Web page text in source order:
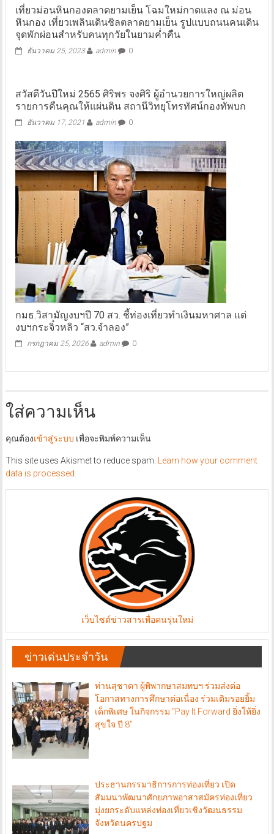
เที่ยวม่อนหินกองตลาดยามเย็น โฉมใหม่กาดแลง ณ ม่อน
หินกอง เที่ยวเพลินเดินชิลตลาดยามเย็น รูปแบบถนนคนเดิน
จุดพักผ่อนสำหรับคนทุกวัยในยามค่ำคืน
ธันวาคม 25, 2023 admin 0
สวัสดีวันปีใหม่ 2565 ศิริพร จงศิริ ผู้อำนวยการใหญ่ผลิต
รายการคืนคุณให้แผ่นดิน สถานีวิทยุโทรทัศน์กองทัพบก
ธันวาคม 17, 2021 admin 0
กมธ.วิสามัญงบฯปี 70 สว. ชี้ท่องเที่ยวทำเงินมหาศาล แต่
งบฯกระจิ๋วหลิว “สว.จำลอง”
กรกฎาคม 25, 2026 admin 0
ใส่ความเห็น
คุณต้องเข้าสู่ระบบ เพื่อจะพิมพ์ความเห็น
This site uses Akismet to reduce spam.
Learn how your comment
data is processed.
เว็บไซต์ข่าวสารเพื่อคนรุ่นใหม่
ข่าวเด่นประจำวัน
ท่านสุชาดา ผู้พิพากษาสมทบฯ ร่วมส่งต่อ
โอกาสทางการศึกษาต่อเนื่อง ร่วมเติมรอยยิ้ม
เด็กพิเศษ ในกิจกรรม “Pay It Forward ยิ่งให้ยิ่ง
สุขใจ ปี 8”
ประธานกรรมาธิการการท่องเที่ยว เปิด
สัมมนาพัฒนาศักยภาพอาสาสมัครท่องเที่ยว
มุ่งยกระดับแหล่งท่องเที่ยวเชิงวัฒนธรรม
จังหวัดนครปฐม